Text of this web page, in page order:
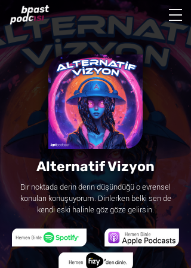
Alternatif Vizyon
Bir noktada derin derin düşündüğü o evrensel
konuları konuşuyorum. Dinlerken belki sen de
kendi eski halinle göz göze gelirsin.